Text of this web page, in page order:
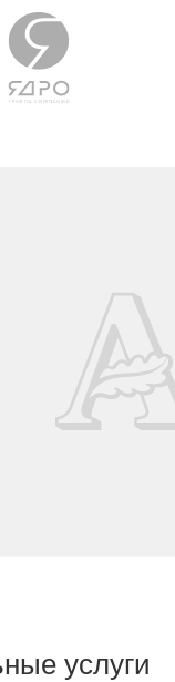
услуги